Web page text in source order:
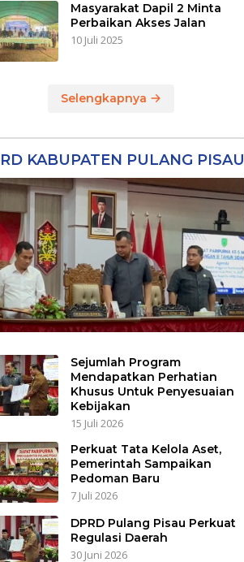
Masyarakat Dapil 2 Minta
Perbaikan Akses Jalan
10 Juli 2025
Selengkapnya
KABUPATEN PULANG PISAU
Sejumlah Program
Mendapatkan Perhatian
Khusus Untuk Penyesuaian
Kebijakan
15 Juli 2026
Perkuat Tata Kelola Aset,
Pemerintah Sampaikan
Pedoman Baru
7 Juli 2026
DPRD Pulang Pisau Perkuat
Regulasi Daerah
30 Juni 2026